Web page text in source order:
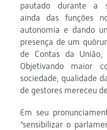
pautado durante a
ainda das funções
autonomia e dando
presença de um
de Contas da União,
Objetivando maior
sociedade, qualidade
de gestores mereceu
Em seu
“sensibilizar o